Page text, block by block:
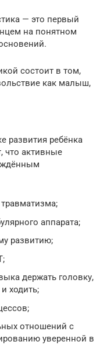
— это первый
на понятном
состоит в том,
как малыш,
развития ребёнка
что активные
аппарата;
развитию;
держать головку,
ходить;
отношений с
уверенной в